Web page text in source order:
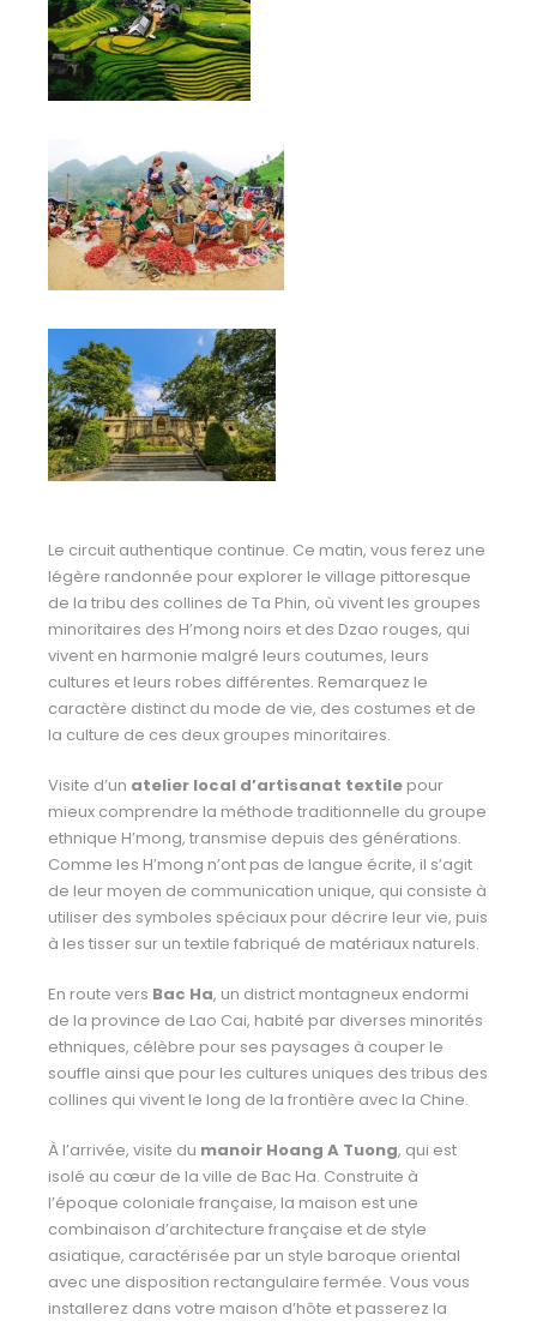
Le circuit authentique continue. Ce matin, vous ferez une
légère randonnée pour explorer le village pittoresque
de la tribu des collines de Ta Phin, où vivent les groupes
minoritaires des H’mong noirs et des Dzao rouges, qui
vivent en harmonie malgré leurs coutumes, leurs
cultures et leurs robes différentes. Remarquez le
caractère distinct du mode de vie, des costumes et de
la culture de ces deux groupes minoritaires.
Visite d’un atelier local d’artisanat textile pour
mieux comprendre la méthode traditionnelle du groupe
ethnique H’mong, transmise depuis des générations.
Comme les H’mong n’ont pas de langue écrite, il s’agit
de leur moyen de communication unique, qui consiste à
utiliser des symboles spéciaux pour décrire leur vie, puis
à les tisser sur un textile fabriqué de matériaux naturels.
En route vers Bac Ha, un district montagneux endormi
de la province de Lao Cai, habité par diverses minorités
ethniques, célèbre pour ses paysages à couper le
souffle ainsi que pour les cultures uniques des tribus des
collines qui vivent le long de la frontière avec la Chine.
À l’arrivée, visite du manoir Hoang A Tuong, qui est
isolé au cœur de la ville de Bac Ha. Construite à
l’époque coloniale française, la maison est une
combinaison d’architecture française et de style
asiatique, caractérisée par un style baroque oriental
avec une disposition rectangulaire fermée. Vous vous
installerez dans votre maison d’hôte et passerez la